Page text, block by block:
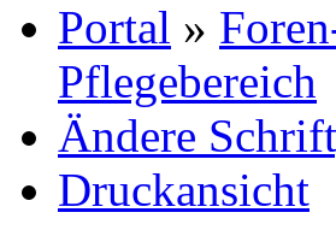
Portal »
Pflegebereich
Ändere
Druckansicht